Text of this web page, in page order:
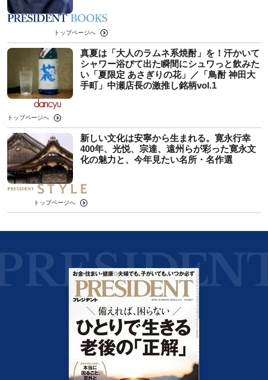
トップページへ
真夏は「大人のラムネ系焼酎」を！汗かいて
シャワー浴びて出た瞬間にシュワっと飲みた
い「夏限定 あさぎりの花」／「鳥酎 神田大
手町」中瀬店長の激推し銘柄vol.1
トップページへ
新しい文化は安寧から生まれる。寛永行幸
400年、光悦、宗達、遠州らが彩った寛永文
化の魅力と、今年見たい名所・名作選
トップページへ